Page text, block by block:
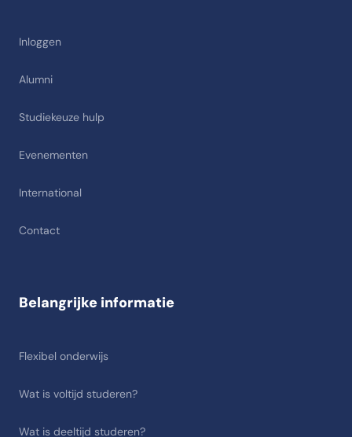
Inloggen
Alumni
Studiekeuze hulp
Evenementen
International
Contact
Belangrijke informatie
Flexibel onderwijs
Wat is voltijd studeren?
Wat is deeltijd studeren?